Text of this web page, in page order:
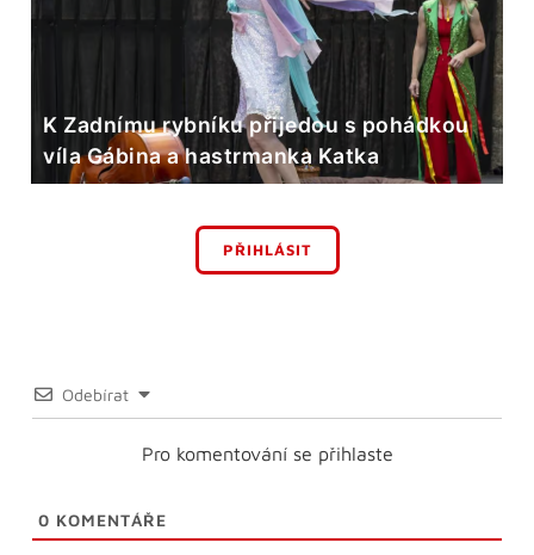
K Zadnímu rybníku přijedou s pohádkou
víla Gábina a hastrmanka Katka
PŘIHLÁSIT
Odebírat
Pro komentování se přihlaste
0 KOMENTÁŘE